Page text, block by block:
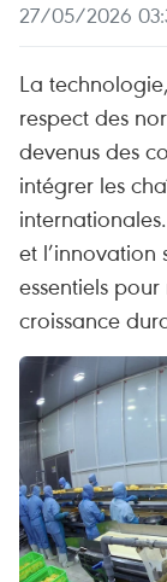
27/05/2026
La
respect des
devenus des
intégrer les
et l’innovation
essentiels
croissance